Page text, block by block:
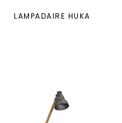
LAMPADAIRE HUKA